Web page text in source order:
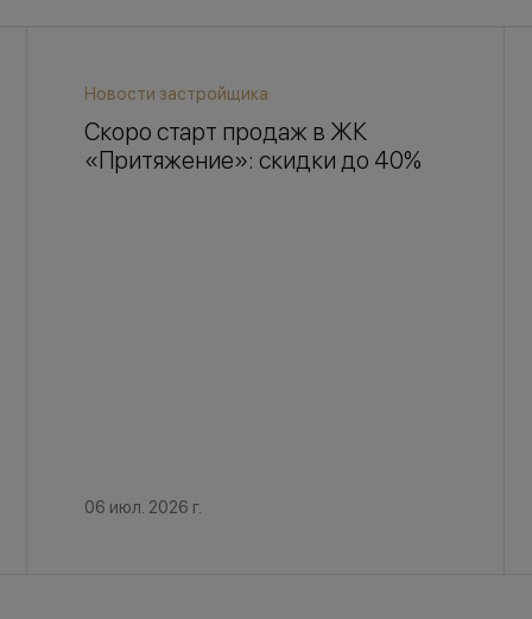
Новости застройщика
Скоро старт продаж в ЖК
«Притяжение»: скидки до 40%
06 июл. 2026 г.